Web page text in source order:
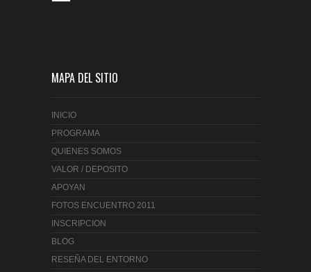
MAPA DEL SITIO
INICIO
PROGRAMA
QUIENES SOMOS
VALOR / DEPOSITO
APOYAN
FOTOS ENCUENTRO 2011
INSCRIPCION
BLOG
RESEÑA DEL ENTORNO